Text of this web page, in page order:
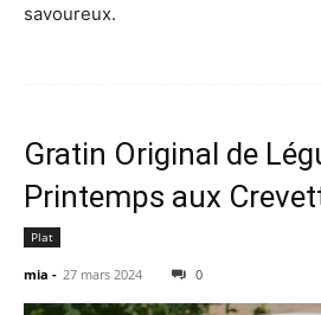
savoureux.
Gratin Original de
Printemps aux
Plat
mia - 27 mars 2024 0